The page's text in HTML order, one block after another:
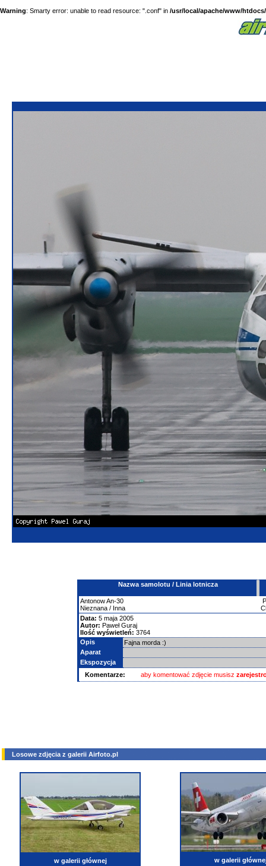
Warning: Smarty error: unable to read resource: ".conf" in /usr/local/apache/www/
Nazwa samolotu / Linia lotnicza
AntonowAn-30
Nieznana / Inna
Data: 5 maja 2005
Autor: Paweł Guraj
Ilość wyświetleń: 3764
Opis
Fajna morda :)
Aparat
Ekspozycja
Komentarze:
aby komentować zdjęcie musisz
Losowe zdjęcia z galerii Airfoto.pl
w galerii głównej w galerii